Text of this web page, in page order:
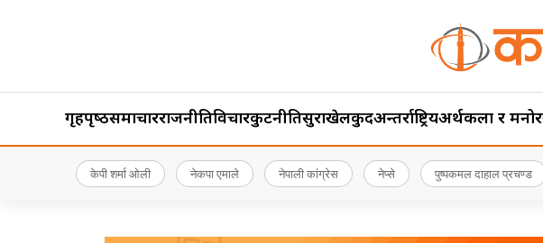
गृहपृष्‍ठसमाचारराजनीतिविचारकुटनीतिसुरक्षाखेलकुदअन्तर्राष्ट्रियअर्थकला र
केपी शर्मा ओली नेकपा एमाले नेपाली कांग्रेस नेप्से पुष्पकमल दाहाल प्रचण्ड